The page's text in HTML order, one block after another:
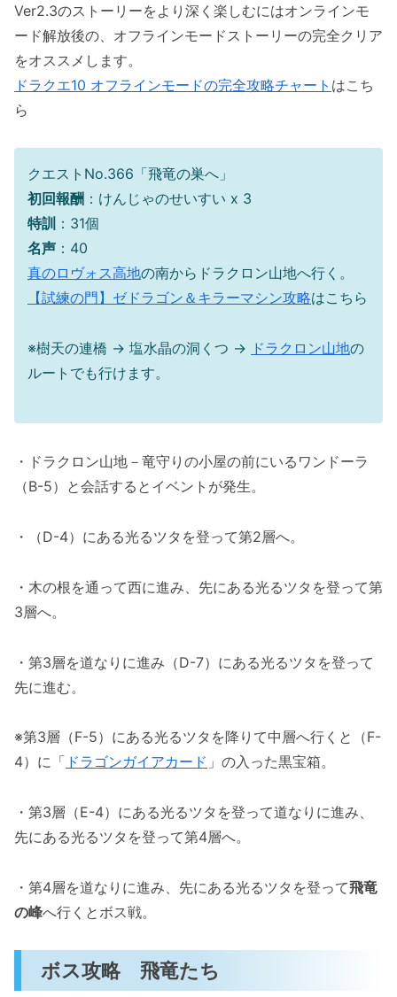
Ver2.3のストーリーをより深く楽しむにはオンラインモ
ード解放後の、オフラインモードストーリーの完全クリア
をオススメします。
ドラクエ10 オフラインモードの完全攻略チャート はこち
ら
クエストNo.366「飛竜の巣へ」
初回報酬 ：けんじゃのせいすい x 3
特訓 ：31個
名声 ：40
真のロヴォス高地の南からドラクロン山地へ行く。
【試練の門】ゼドラゴン＆キラーマシン攻略はこちら
※樹天の連橋 → 塩水晶の洞くつ → ドラクロン山地の
ルートでも行けます。
・ドラクロン山地－竜守りの小屋の前にいるワンドーラ
（B-5）と会話するとイベントが発生。
・（D-4）にある光るツタを登って第2層へ。
・木の根を通って西に進み、先にある光るツタを登って第
3層へ。
・第3層を道なりに進み（D-7）にある光るツタを登って
先に進む。
※第3層（F-5）にある光るツタを降りて中層へ行くと（F-
4）に「 ドラゴンガイアカード 」の入った黒宝箱。
・第3層（E-4）にある光るツタを登って道なりに進み、
先にある光るツタを登って第4層へ。
・第4層を道なりに進み、先にある光るツタを登って飛竜
の峰へ行くとボス戦。
ボス攻略 飛竜たち